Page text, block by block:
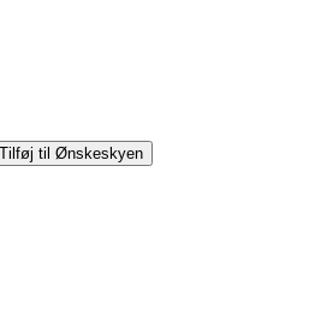
Tilføj til Ønskeskyen